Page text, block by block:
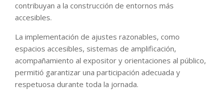
contribuyan a la construcción de entornos más
accesibles.
La implementación de ajustes razonables, como
espacios accesibles, sistemas de amplificación,
acompañamiento al expositor y orientaciones al público,
permitió garantizar una participación adecuada y
respetuosa durante toda la jornada.